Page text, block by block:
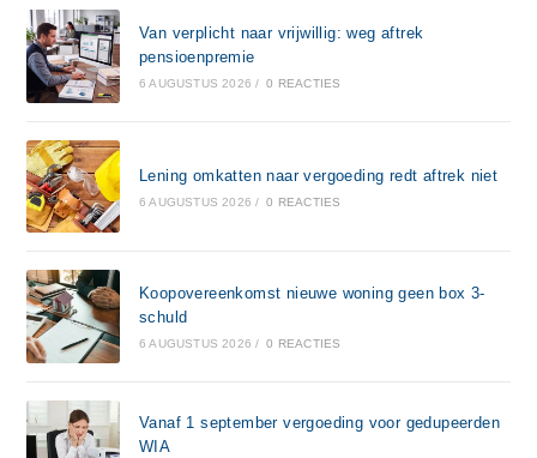
Van verplicht naar vrijwillig: weg aftrek
pensioenpremie
6 AUGUSTUS 2026 / 0 REACTIES
Lening omkatten naar vergoeding redt aftrek niet
6 AUGUSTUS 2026 / 0 REACTIES
Koopovereenkomst nieuwe woning geen box 3-
schuld
6 AUGUSTUS 2026 / 0 REACTIES
Vanaf 1 september vergoeding voor gedupeerden
WIA